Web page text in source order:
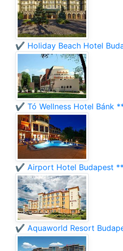
✔️ Holiday Beach Hotel
✔️ Tó Wellness Hotel Bánk
✔️ Airport Hotel Budapest
✔️ Aquaworld Resort